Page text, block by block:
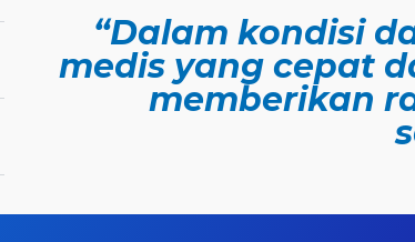
“Dalam kondisi
medis yang cepat
memberikan